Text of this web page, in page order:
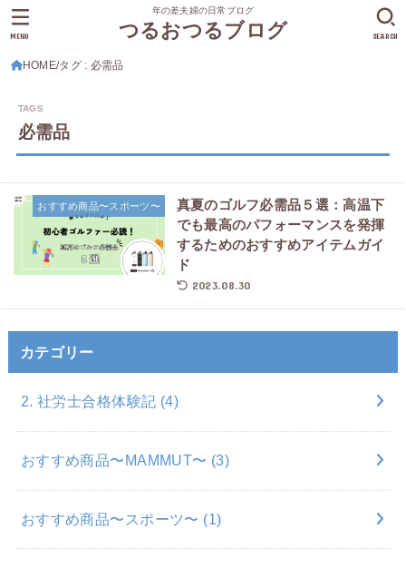
年の差夫婦の日常ブログ
つるおつるブログ SEARCH
MENU
HOME タグ : 必需品
必需品
おすすめ商品〜スポーツ〜
真夏のゴルフ必需品５選：高温下
でも最高のパフォーマンスを発揮
するためのおすすめアイテムガイ
ド
2023.08.30
カテゴリー
2. 社労士合格体験記 (4)
おすすめ商品〜MAMMUT〜 (3)
おすすめ商品〜スポーツ〜 (1)